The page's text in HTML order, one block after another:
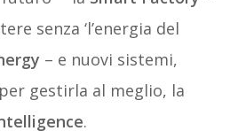
senza ‘l’energia del
– e nuovi sistemi,
gestirla al meglio, la
.